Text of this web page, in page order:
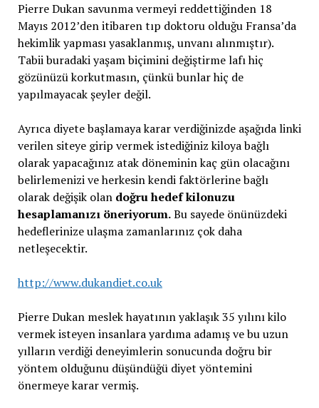
Pierre Dukan savunma vermeyi reddettiğinden 18
Mayıs 2012’den itibaren tıp doktoru olduğu Fransa’da
hekimlik yapması yasaklanmış, unvanı alınmıştır).
Tabii buradaki yaşam biçimini değiştirme lafı hiç
gözünüzü korkutmasın, çünkü bunlar hiç de
yapılmayacak şeyler değil.
Ayrıca diyete başlamaya karar verdiğinizde aşağıda linki
verilen siteye girip vermek istediğiniz kiloya bağlı
olarak yapacağınız atak döneminin kaç gün olacağını
belirlemenizi ve herkesin kendi faktörlerine bağlı
olarak değişik olan doğru hedef kilonuzu
hesaplamanızı öneriyorum.Bu sayede önünüzdeki
hedeflerinize ulaşma zamanlarınız çok daha
netleşecektir.
http://www.dukandiet.co.uk
Pierre Dukan meslek hayatının yaklaşık 35 yılını kilo
vermek isteyen insanlara yardıma adamış ve bu uzun
yılların verdiği deneyimlerin sonucunda doğru bir
yöntem olduğunu düşündüğü diyet yöntemini
önermeye karar vermiş.